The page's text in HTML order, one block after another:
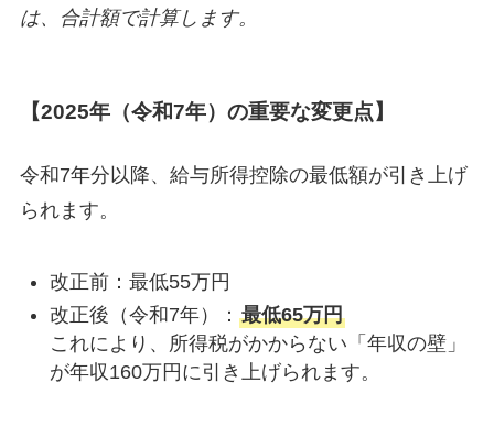
は、合計額で計算します。
【2025年（令和7年）の重要な変更点】
令和7年分以降、給与所得控除の最低額が引き上げ
られます。
改正前：最低55万円
改正後（令和7年）： 最低65万円
これにより、所得税がかからない「年収の壁」
が年収160万円に引き上げられます。